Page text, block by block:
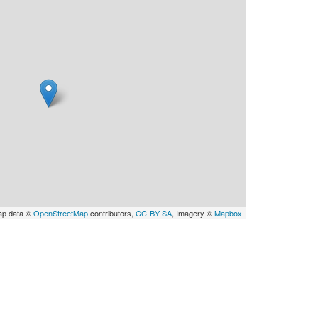
data ©OpenStreetMapcontributors, CC-BY-SA, Imagery ©Mapbox